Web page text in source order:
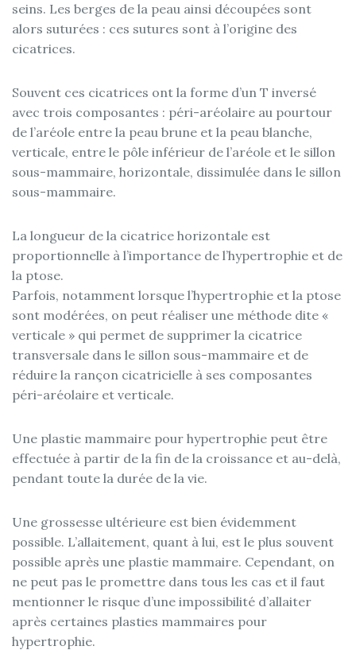
seins. Les berges de la peau ainsi découpées sont
alors suturées : ces sutures sont à l’origine des
cicatrices.
Souvent ces cicatrices ont la forme d’un T inversé
avec trois composantes : péri-aréolaire au pourtour
de l’aréole entre la peau brune et la peau blanche,
verticale, entre le pôle inférieur de l’aréole et le sillon
sous-mammaire, horizontale, dissimulée dans le sillon
sous-mammaire.
La longueur de la cicatrice horizontale est
proportionnelle à l’importance de l’hypertrophie et de
la ptose.
Parfois, notamment lorsque l’hypertrophie et la ptose
sont modérées, on peut réaliser une méthode dite «
verticale » qui permet de supprimer la cicatrice
transversale dans le sillon sous-mammaire et de
réduire la rançon cicatricielle à ses composantes
péri-aréolaire et verticale.
Une plastie mammaire pour hypertrophie peut être
effectuée à partir de la fin de la croissance et au-delà,
pendant toute la durée de la vie.
Une grossesse ultérieure est bien évidemment
possible. L’allaitement, quant à lui, est le plus souvent
possible après une plastie mammaire. Cependant, on
ne peut pas le promettre dans tous les cas et il faut
mentionner le risque d’une impossibilité d’allaiter
après certaines plasties mammaires pour
hypertrophie.